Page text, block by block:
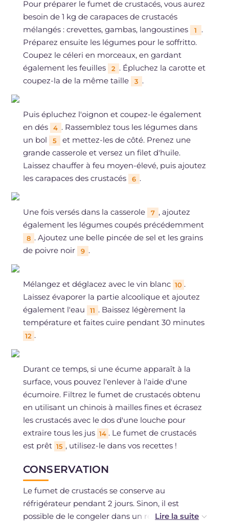
Pour préparer le fumet de crustacés, vous aurez
besoin de 1 kg de carapaces de crustacés
mélangés : crevettes, gambas, langoustines
1
.
Préparez ensuite les légumes pour le soffritto.
Coupez le céleri en morceaux, en gardant
également les feuilles
2 . Épluchez la carotte et
coupez-la de la même taille
3 .
Puis épluchez l'oignon et coupez-le également
en dés
4 . Rassemblez tous les légumes dans
un bol
5
et mettez-les de côté. Prenez une
grande casserole et versez un filet d'huile.
Laissez chauffer à feu moyen-élevé, puis ajoutez
les carapaces des crustacés
6 .
Une fois versés dans la casserole 7 , ajoutez
également les légumes coupés précédemment
8 . Ajoutez une belle pincée de sel et les grains
de poivre noir
9 .
Mélangez et déglacez avec le vin blanc 10 .
Laissez évaporer la partie alcoolique et ajoutez
également l'eau
11 . Baissez légèrement la
température et faites cuire pendant 30 minutes
12 .
Durant ce temps, si une écume apparaît à la
surface, vous pouvez l'enlever à l'aide d'une
écumoire. Filtrez le fumet de crustacés obtenu
en utilisant un chinois à mailles fines et écrasez
les crustacés avec le dos d'une louche pour
extraire tous les jus 14 . Le fumet de crustacés
est prêt 15 , utilisez-le dans vos recettes !
CONSERVATION
Le fumet de crustacés se conserve au
réfrigérateur pendant 2 jours. Sinon, il est
possible de le congeler dans un récipient